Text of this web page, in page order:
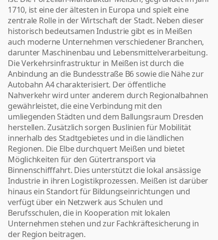
1710, ist eine der ältesten in Europa und spielt eine
zentrale Rolle in der Wirtschaft der Stadt. Neben dieser
historisch bedeutsamen Industrie gibt es in Meißen
auch moderne Unternehmen verschiedener Branchen,
darunter Maschinenbau und Lebensmittelverarbeitung.
Die Verkehrsinfrastruktur in Meißen ist durch die
Anbindung an die Bundesstraße B6 sowie die Nähe zur
Autobahn A4 charakterisiert. Der öffentliche
Nahverkehr wird unter anderem durch Regionalbahnen
gewährleistet, die eine Verbindung mit den
umliegenden Städten und dem Ballungsraum Dresden
herstellen. Zusätzlich sorgen Buslinien für Mobilität
innerhalb des Stadtgebietes und in die ländlichen
Regionen. Die Elbe durchquert Meißen und bietet
Möglichkeiten für den Gütertransport via
Binnenschifffahrt. Dies unterstützt die lokal ansässige
Industrie in ihren Logistikprozessen. Meißen ist darüber
hinaus ein Standort für Bildungseinrichtungen und
verfügt über ein Netzwerk aus Schulen und
Berufsschulen, die in Kooperation mit lokalen
Unternehmen stehen und zur Fachkräftesicherung in
der Region beitragen.